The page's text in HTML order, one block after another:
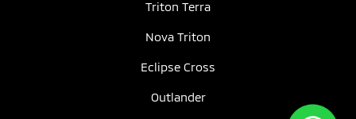
Triton Terra
Nova Triton
Eclipse Cross
Outlander